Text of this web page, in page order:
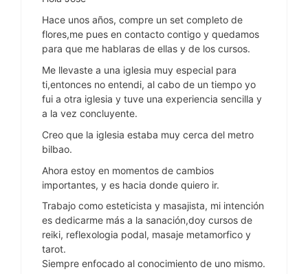
Hace unos años, compre un set completo de
flores,me pues en contacto contigo y quedamos
para que me hablaras de ellas y de los cursos.
Me llevaste a una iglesia muy especial para
ti,entonces no entendi, al cabo de un tiempo yo
fui a otra iglesia y tuve una experiencia sencilla y
a la vez concluyente.
Creo que la iglesia estaba muy cerca del metro
bilbao.
Ahora estoy en momentos de cambios
importantes, y es hacia donde quiero ir.
Trabajo como esteticista y masajista, mi intención
es dedicarme más a la sanación,doy cursos de
reiki, reflexologia podal, masaje metamorfico y
tarot.
Siempre enfocado al conocimiento de uno mismo.